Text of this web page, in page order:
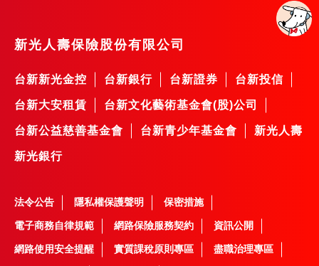
新光人壽保險股份有限公司
台新新光金控 台新銀行 台新證券 台新投信
台新大安租賃 台新文化藝術基金會(股)公司
台新公益慈善基金會 台新青少年基金會 新光人壽
新光銀行
法令公告 隱私權保護聲明 保密措施
電子商務自律規範 網路保險服務契約 資訊公開
網路使用安全提醒 實質課稅原則專區 盡職治理專區